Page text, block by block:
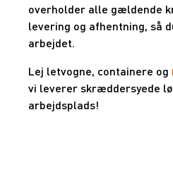
overholder alle gældende
levering og afhentning, så
arbejdet.
Lej letvogne, containere og
vi leverer skræddersyede
arbejdsplads!